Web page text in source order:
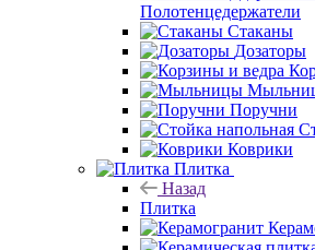
Полотенцедержатели
Стаканы
Дозаторы
Поручни
Коврики
Плитка
Назад
Плитка